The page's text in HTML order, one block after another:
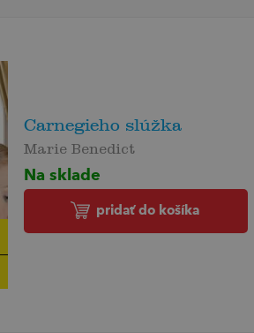
Carnegieho slúžka
Marie Benedict
Na sklade
pridať do košíka